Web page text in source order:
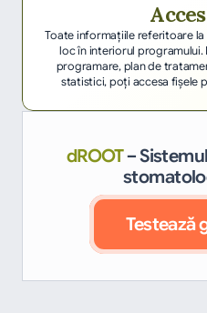
Toate informaţiile referitoare
loc în interiorul
programare, plan de
statistici, poţi accesa fişele
dROOT–
Testează